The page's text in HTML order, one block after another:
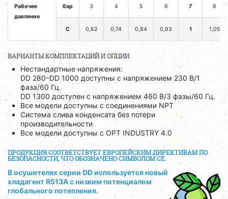
Рабочее
давление
бар 3 4 5 6 7 8
C 0,62 0,74 0,84 0,93 1 1,05
ВАРИАНТЫ КОМПЛЕКТАЦИЙ И ОПЦИИ
Нестандартные напряжения:
DD 280–DD 1000 доступны с напряжением 230 В/1
фаза/60 Гц.
DD 1300 доступен с напряжением 460 В/3 фазы/60 Гц.
Все модели доступны с соединениями NPT
Система слива конденсата без потери
производительности
Все модели доступны с OPT INDUSTRY 4.0
ПРОДУКЦИЯ СООТВЕТСТВУЕТ ЕВРОПЕЙСКИМ ДИРЕКТИВАМ ПО
БЕЗОПАСНОСТИ, ЧТО ОБОЗНАЧЕНО СИМВОЛОМ CE.
В осушителях серии DD используется новый
хладагент R513A с низким потенциалом
глобального потепления.